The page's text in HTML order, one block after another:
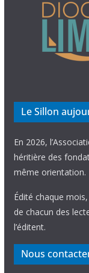
Le Sillon
En 2026,
héritière des
même orientation.
Édité chaque
de chacun des
l’éditent.
Nous